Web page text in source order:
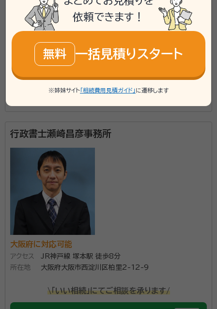
mail Web相談も受付中 無料
対応業務： 遺言書 / 遺産分割 / 生前贈与 / 相続財産調査 / 相
続登記 / 相続放棄 / 成年後見 / 相続手続き / 銀行手続き / 戸
籍収集 / 相続人調査
行政書士瀬崎昌彦事務所
大阪府に対応可能
アクセス
JR神戸線 塚本駅 徒歩8分
所在地
大阪府大阪市西淀川区柏里2-12-9
\「いい相続」にてご相談を承ります/
依頼できます！
無料 一括見積りスタート
※姉妹サイト 「相続費用見積ガイド」 に遷移します